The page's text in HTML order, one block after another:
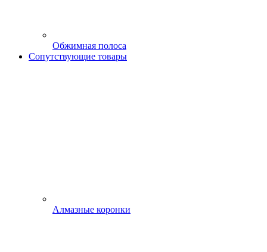
Обжимная полоса
Сопутствующие товары
Алмазные коронки